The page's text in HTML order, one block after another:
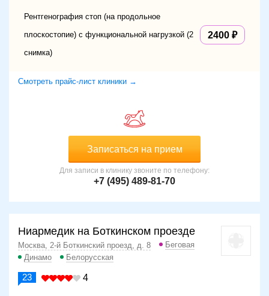
Рентгенография стоп (на продольное
плоскостопие) с функциональной нагрузкой (2
снимка)
2400
Смотреть прайс-лист клиники →
Записаться на прием
Для записи в клинику звоните по телефону:
+7 (495) 489-81-70
Ниармедик на Боткинском проезде
Москва, 2-й Боткинский проезд, д. 8
Беговая
Динамо
Белорусская
23 4